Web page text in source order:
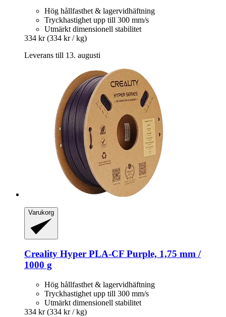
Hög hållfasthet & lagervidhäftning
Tryckhastighet upp till 300 mm/s
Utmärkt dimensionell stabilitet
334 kr (334 kr / kg)
Leverans till 13. augusti
Varukorg
Creality Hyper PLA-​CF Purple, 1,75 mm /
1000 g
Hög hållfasthet & lagervidhäftning
Tryckhastighet upp till 300 mm/s
Utmärkt dimensionell stabilitet
334 kr (334 kr / kg)